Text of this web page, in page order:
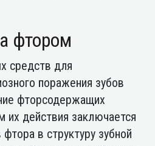
фтором
средств для
поражения зубов
фторсодержащих
их действия заключается
в структуру зубной